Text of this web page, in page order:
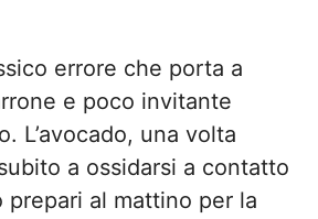
errore che porta a
e poco invitante
L’avocado, una volta
a ossidarsi a contatto
prepari al mattino per la